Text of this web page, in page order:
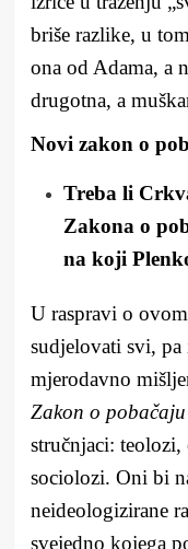
briše razlike, u
ona od Adama, a
drugotna, a
Novi zakon o
Treba li
Zakona o
na koji
U raspravi o
sudjelovati svi,
mjerodavno
Zakon o pobačaju
stručnjaci:
sociolozi. Oni bi
neideologizirane
svejedno kojega